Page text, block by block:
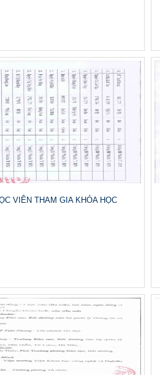
VIÊN THAM GIA KHÓA HỌC